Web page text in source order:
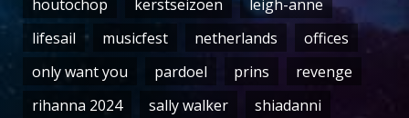
houtochop
kerstseizoen
leigh-anne
lifesail
musicfest netherlands
offices
only want you
pardoel prins
revenge
rihanna 2024
sally walker shiadanni